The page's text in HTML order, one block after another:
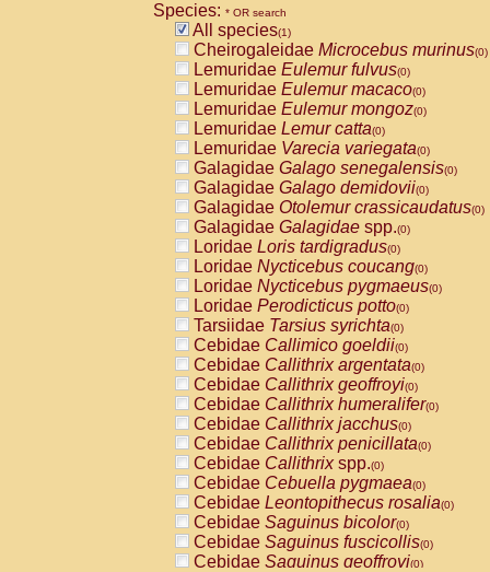
Species: * OR search
All species(1)
Cheirogaleidae Microcebus murinus(0)
Lemuridae Eulemur fulvus(0)
Lemuridae Eulemur macaco(0)
Lemuridae Eulemur mongoz(0)
Lemuridae Lemur catta(0)
Lemuridae Varecia variegata(0)
Galagidae Galago senegalensis(0)
Galagidae Galago demidovii(0)
Galagidae Otolemur crassicaudatus(0)
Galagidae Galagidae spp.(0)
Loridae Loris tardigradus(0)
Loridae Nycticebus coucang(0)
Loridae Nycticebus pygmaeus(0)
Loridae Perodicticus potto(0)
Tarsiidae Tarsius syrichta(0)
Cebidae Callimico goeldii(0)
Cebidae Callithrix argentata(0)
Cebidae Callithrix geoffroyi(0)
Cebidae Callithrix humeralifer(0)
Cebidae Callithrix jacchus(0)
Cebidae Callithrix penicillata(0)
Cebidae Callithrixspp.(0)
Cebidae Cebuella pygmaea(0)
Cebidae Leontopithecus rosalia(0)
Cebidae Saguinus bicolor(0)
Cebidae Saguinus fuscicollis(0)
Cebidae Saguinus geoffroyi(0)